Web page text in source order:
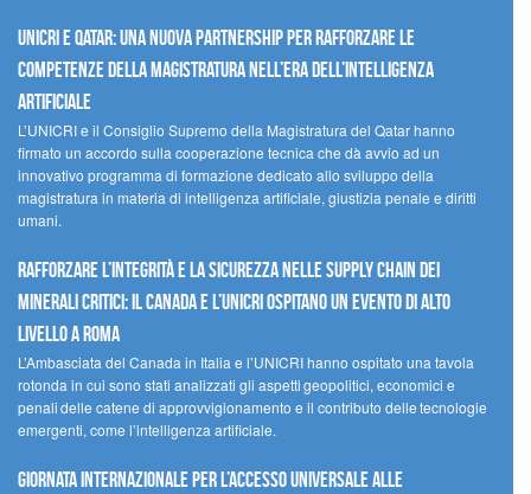
UNICRI e Qatar: una nuova partnership per rafforzare le
competenze della magistratura nell’era dell’intelligenza
artificiale
L’UNICRI e il Consiglio Supremo della Magistratura del Qatar hanno
firmato un accordo sulla cooperazione tecnica che dà avvio ad un
innovativo programma di formazione dedicato allo sviluppo della
magistratura in materia di intelligenza artificiale, giustizia penale e diritti
umani.
Rafforzare l’integrità e la sicurezza nelle supply chain dei
minerali critici: il Canada e l’UNICRI ospitano un evento di alto
livello a Roma
L’Ambasciata del Canada in Italia e l’UNICRI hanno ospitato una tavola
rotonda in cui sono stati analizzati gli aspetti geopolitici, economici e
penali delle catene di approvvigionamento e il contributo delle tecnologie
emergenti, come l’intelligenza artificiale.
Giornata internazionale per l’accesso universale alle